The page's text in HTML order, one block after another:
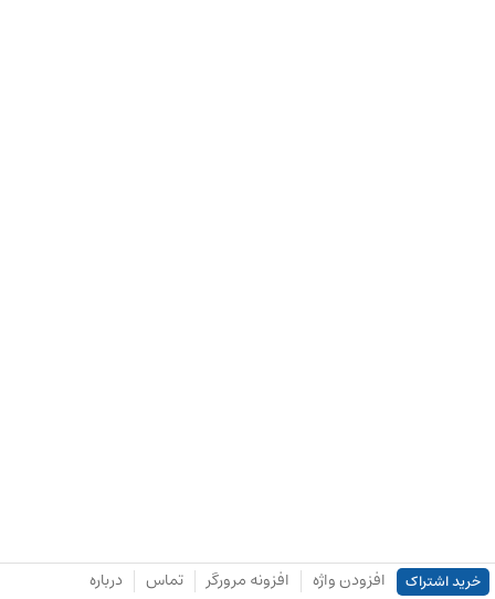
خرید اشتراک افزودن واژه افزونه مرورگر تماس درباره